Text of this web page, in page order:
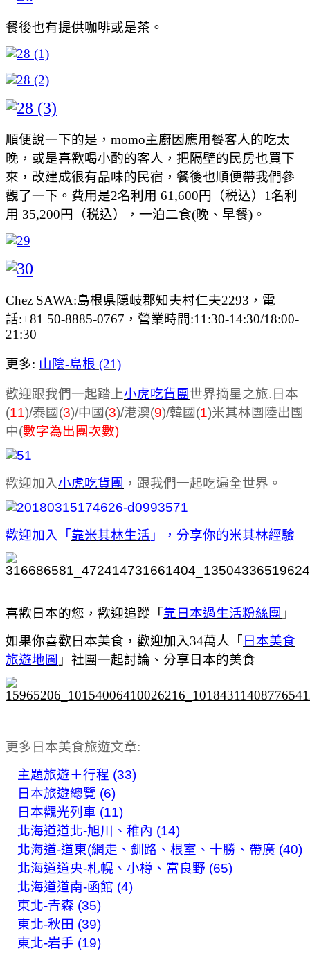
餐後也有提供咖啡或是茶。
順便說一下的是，momo主廚因應用餐客人的吃太
晚，或是喜歡喝小酌的客人，把隔壁的民房也買下
來，改建成很有品味的民宿，餐後也順便帶我們參
觀了一下。費用是2名利用 61,600円（税込）1名利
用 35,200円（税込），一泊二食(晚、早餐)。
Chez SAWA:島根県隠岐郡知夫村仁夫2293，電
話:+81 50-8885-0767，營業時間:11:30-14:30/18:00-
21:30
更多: 山陰-島根 (21)
歡迎跟我們一起踏上小虎吃貨團 世界摘星之旅.日本
(11)/泰國(3)/中國(3)/港澳(9)/韓國(1)米其林團陸出團
中(數字為出團次數)
歡迎加入小虎吃貨團 ，跟我們一起吃遍全世界。
歡迎加入「 靠米其林生活 」，分享你的米其林經驗
喜歡日本的您，歡迎追蹤「 靠日本過生活粉絲團 」
如果你喜歡日本美食，歡迎加入34萬人「 日本美食
旅遊地圖 」社團一起討論、分享日本的美食
更多日本美食旅遊文章:
主題旅遊＋行程 (33)
日本旅遊總覽 (6)
日本觀光列車 (11)
北海道道北-旭川、稚內 (14)
北海道-道東(網走、釧路、根室、十勝、帶廣 (40)
北海道道央-札幌、小樽、富良野 (65)
北海道道南-函館 (4)
東北-青森 (35)
東北-秋田 (39)
東北-岩手 (19)